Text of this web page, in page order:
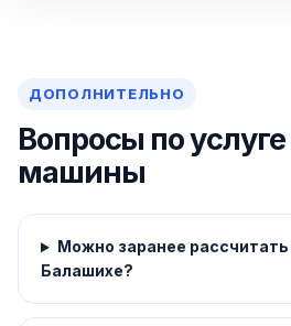
ДОПОЛНИТЕЛЬНО
Вопросы по
машины
Можно заранее
Балашихе?